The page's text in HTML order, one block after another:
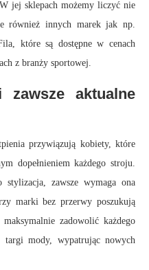
jej sklepach możemy liczyć nie
również innych marek jak np.
które są dostępne w cenach
z branży sportowej.
aktualne
przywiązują kobiety, które
dopełnieniem każdego stroju.
zawsze wymaga ona
marki bez przerwy poszukują
zadowolić każdego
mody, wypatrując nowych